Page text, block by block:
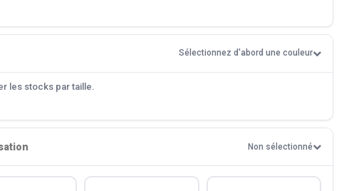
Sélectionnez d'abord une couleur
les stocks par taille.
Non sélectionné